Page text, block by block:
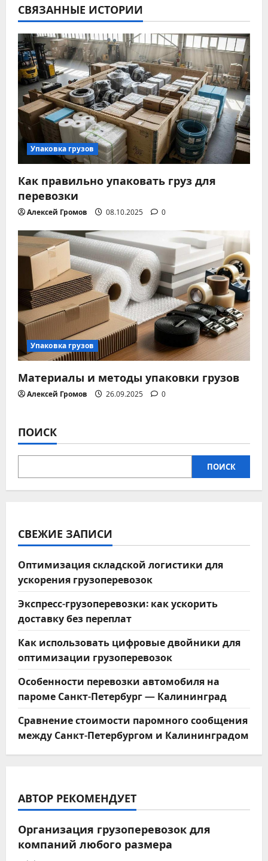
ц
и
я
п
о
з
а
п
и
с
я
м
СВЯЗАННЫЕ ИСТОРИИ
Упаковка грузов
Как правильно упаковать груз для
перевозки
Алексей Громов 08.10.2025 0
Упаковка грузов
Материалы и методы упаковки грузов
Алексей Громов 26.09.2025 0
ПОИСК
ПОИСК
СВЕЖИЕ ЗАПИСИ
Оптимизация складской логистики для
ускорения грузоперевозок
Экспресс-грузоперевозки: как ускорить
доставку без переплат
Как использовать цифровые двойники для
оптимизации грузоперевозок
Особенности перевозки автомобиля на
пароме Санкт-Петербург — Калининград
Сравнение стоимости паромного сообщения
между Санкт-Петербургом и Калининградом
АВТОР РЕКОМЕНДУЕТ
Организация грузоперевозок для
компаний любого размера